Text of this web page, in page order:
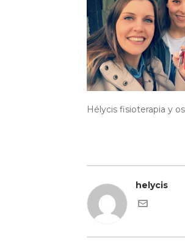
Hélycis fisioterapia y
helycis